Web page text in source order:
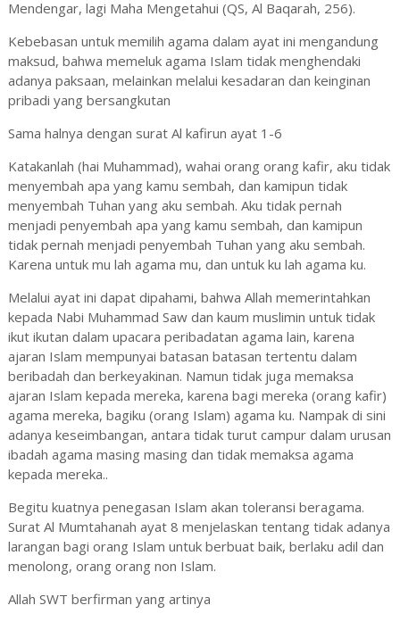
Mendengar, lagi Maha Mengetahui (QS, Al Baqarah, 256).
Kebebasan untuk memilih agama dalam ayat ini mengandung
maksud, bahwa memeluk agama Islam tidak menghendaki
adanya paksaan, melainkan melalui kesadaran dan keinginan
pribadi yang bersangkutan
Sama halnya dengan surat Al kafirun ayat 1-6
Katakanlah (hai Muhammad), wahai orang orang kafir, aku tidak
menyembah apa yang kamu sembah, dan kamipun tidak
menyembah Tuhan yang aku sembah. Aku tidak pernah
menjadi penyembah apa yang kamu sembah, dan kamipun
tidak pernah menjadi penyembah Tuhan yang aku sembah.
Karena untuk mu lah agama mu, dan untuk ku lah agama ku.
Melalui ayat ini dapat dipahami, bahwa Allah memerintahkan
kepada Nabi Muhammad Saw dan kaum muslimin untuk tidak
ikut ikutan dalam upacara peribadatan agama lain, karena
ajaran Islam mempunyai batasan batasan tertentu dalam
beribadah dan berkeyakinan. Namun tidak juga memaksa
ajaran Islam kepada mereka, karena bagi mereka (orang kafir)
agama mereka, bagiku (orang Islam) agama ku. Nampak di sini
adanya keseimbangan, antara tidak turut campur dalam urusan
ibadah agama masing masing dan tidak memaksa agama
kepada mereka..
Begitu kuatnya penegasan Islam akan toleransi beragama.
Surat Al Mumtahanah ayat 8 menjelaskan tentang tidak adanya
larangan bagi orang Islam untuk berbuat baik, berlaku adil dan
menolong, orang orang non Islam.
Allah SWT berfirman yang artinya